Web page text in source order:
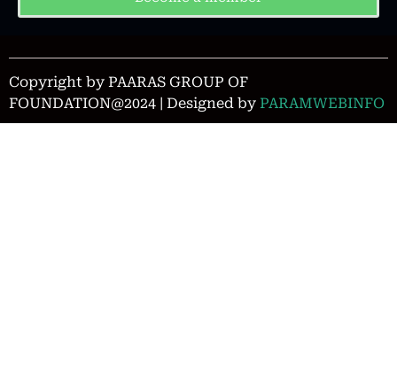
Copyright by PAARAS GROUP OF
FOUNDATION@2024 | Designed by PARAMWEBINFO